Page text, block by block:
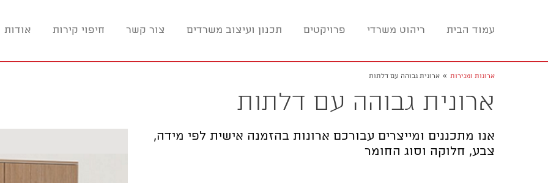
עמוד הבית ריהוט משרדי פרויקטים תכנון ועיצוב משרדים צור קשר חיפוי קירות אודות
ארונות ומגירות » ארונית גבוהה עם דלתות
ארונית גבוהה עם דלתות
אנו מתכננים ומייצרים עבורכם ארונות בהזמנה אישית לפי מידה,
צבע, חלוקה וסוג החומר